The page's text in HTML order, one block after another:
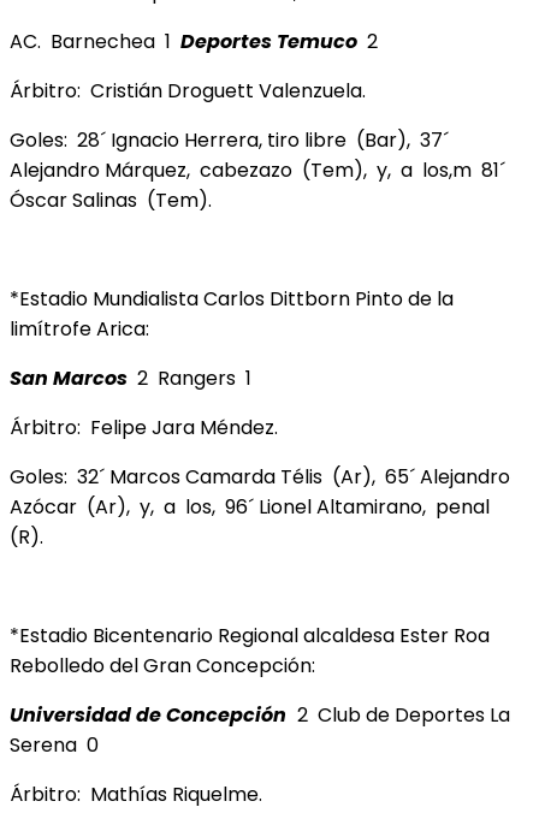
AC. Barnechea 1 Deportes Temuco 2
Árbitro: Cristián Droguett Valenzuela.
Goles: 28´ Ignacio Herrera, tiro libre (Bar), 37´
Alejandro Márquez, cabezazo (Tem), y, a los,m 81´
Óscar Salinas (Tem).
*Estadio Mundialista Carlos Dittborn Pinto de la
limítrofe Arica:
San Marcos 2 Rangers 1
Árbitro: Felipe Jara Méndez.
Goles: 32´ Marcos Camarda Télis (Ar), 65´ Alejandro
Azócar (Ar), y, a los, 96´ Lionel Altamirano, penal
(R).
*Estadio Bicentenario Regional alcaldesa Ester Roa
Rebolledo del Gran Concepción:
Universidad de Concepción 2 Club de Deportes La
Serena 0
Árbitro: Mathías Riquelme.